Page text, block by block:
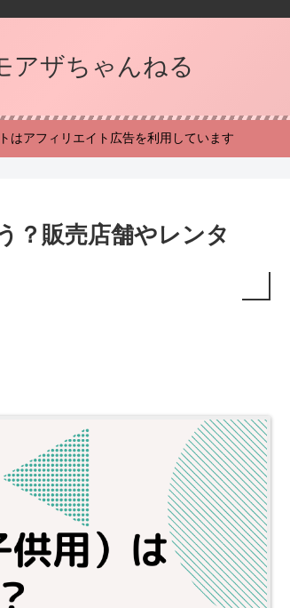
アザちゃんねる
はアフィリエイト広告を利用しています
？販売店舗やレンタ